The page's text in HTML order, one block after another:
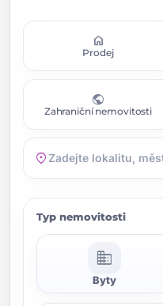
home
Prodej
public
Zahraniční nemovitosti
location_on
Typ nemovitosti
domain
Byty